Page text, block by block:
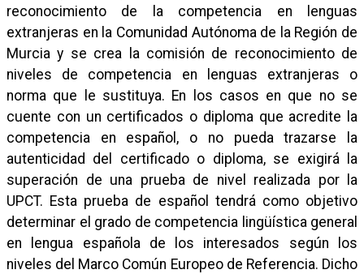
reconocimiento de la competencia en lenguas
extranjeras en la Comunidad Autónoma de la Región de
Murcia y se crea la comisión de reconocimiento de
niveles de competencia en lenguas extranjeras o
norma que le sustituya. En los casos en que no se
cuente con un certificados o diploma que acredite la
competencia en español, o no pueda trazarse la
autenticidad del certificado o diploma, se exigirá la
superación de una prueba de nivel realizada por la
UPCT. Esta prueba de español tendrá como objetivo
determinar el grado de competencia lingüística general
en lengua española de los interesados según los
niveles del Marco Común Europeo de Referencia. Dicho